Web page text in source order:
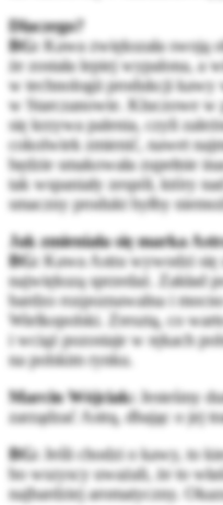
Dlaczego?
BG: Kawa zwiększała swoją
że została lepiej wypalona, a
w technologii produkcji kawy
w Starczanowie. Kluczowe w
się krzywa palenia, czyli
cokolwiek zmienić, nawet
będzie smakowała zupełnie
tak wspaniały zespół, który
smaczny produkt byłby
Jak zmieniała się marka
BG: Kawa Astra wywodzi się
największą sprzedaż. Zakład
bardzo rozpoznawalna i
Wielkopolski. Zresztą, co
i wciąż pozostaje w rękach
na polskim rynku.
Marcin Wójciak: Jesteśmy
zarządzać Astrą, dbając o jej
BG: Jeśli chodzi o kawy, to
bo wszyscy uważali, że to
najbardziej aromatyczny.